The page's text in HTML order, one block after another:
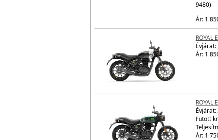
9480)
Ár: 1
ROYAL
Évjárat:
Ár: 1
ROYAL
Évjárat:
Futott
Ár: 1